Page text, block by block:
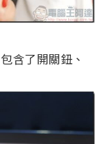
含了開關鈕、